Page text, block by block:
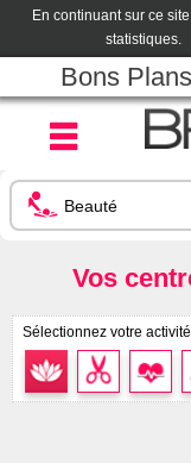
En continuant sur ce
statistiques.
Bons
Vos
Sélectionnez votre